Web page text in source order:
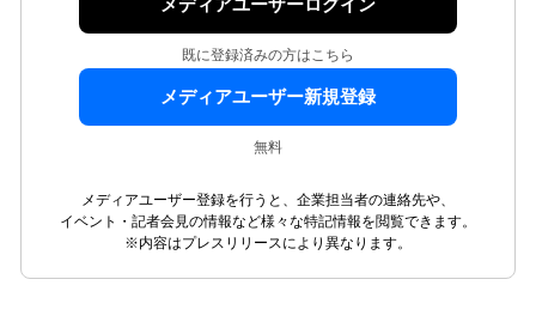
メディアユーザーログイン
既に登録済みの方はこちら
メディアユーザー新規登録
無料
メディアユーザー登録を行うと、企業担当者の連絡先や、
イベント・記者会見の情報など様々な特記情報を閲覧できます。
※内容はプレスリリースにより異なります。